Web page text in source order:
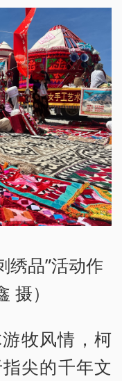
绣品”活动作
摄）
牧风情，柯
尖的千年文